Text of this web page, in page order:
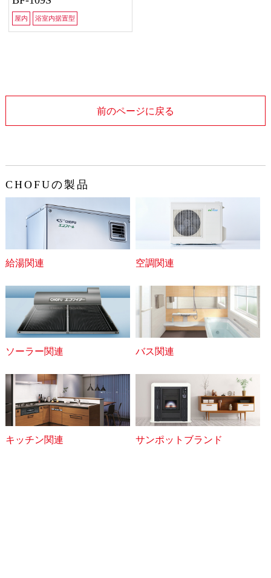
屋内 浴室内据置型
前のページに戻る
CHOFUの製品
給湯関連 空調関連
ソーラー関連 バス関連
キッチン関連 サンポットブランド